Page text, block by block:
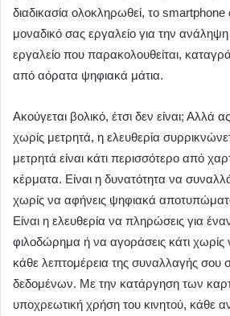
διαδικασία ολοκληρωθεί, το smartphone
μοναδικό σας εργαλείο για την
εργαλείο που παρακολουθείται,
από αόρατα ψηφιακά μάτια.
Ακούγεται βολικό, έτσι δεν είναι; Αλλά ας
χωρίς μετρητά, η ελευθερία
μετρητά είναι κάτι περισσότερο από
κέρματα. Είναι η δυνατότητα να
χωρίς να αφήνεις ψηφιακά
Είναι η ελευθερία να πληρώσεις για
φιλοδώρημα ή να αγοράσεις κάτι χωρίς
κάθε λεπτομέρεια της συναλλαγής σου
δεδομένων. Με την κατάργηση των
υποχρεωτική χρήση του κινητού, κάθε